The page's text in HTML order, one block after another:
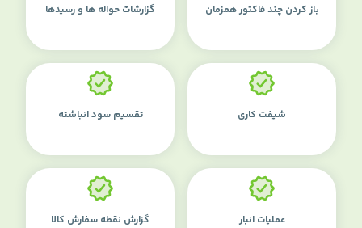
باز کردن چند فاکتور همزمان گزارشات حواله ها و رسیدها
شیفت کاری تقسیم سود انباشته
عملیات انبار گزارش نقطه سفارش کالا